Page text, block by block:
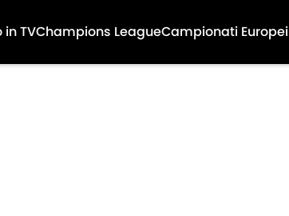
in TVChampions LeagueCampionati Europei